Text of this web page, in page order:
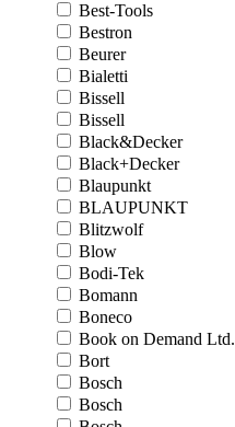
Best-Tools
Bestron
Beurer
Bialetti
Bissell
Bissell
Black&Decker
Black+Decker
Blaupunkt
BLAUPUNKT
Blitzwolf
Blow
Bodi-Tek
Bomann
Boneco
Book on Demand Ltd.
Bort
Bosch
Bosch